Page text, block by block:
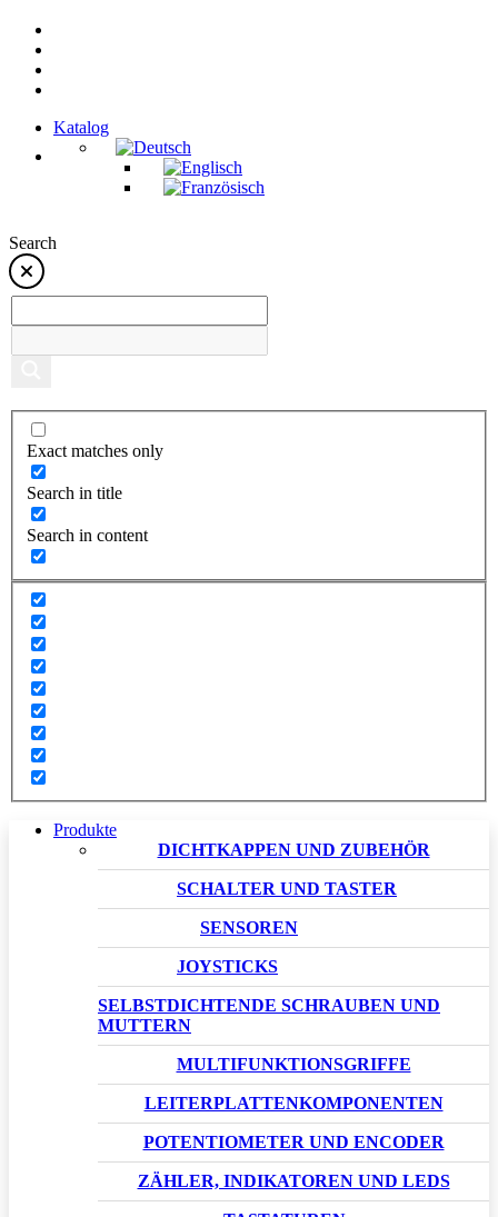
Katalog
Search
Exact matches only
Search in title
Search in content
Produkte
DICHTKAPPEN UND ZUBEHÖR
SCHALTER UND TASTER
SENSOREN
JOYSTICKS
SELBSTDICHTENDE SCHRAUBEN UND
MUTTERN
MULTIFUNKTIONSGRIFFE
LEITERPLATTENKOMPONENTEN
POTENTIOMETER UND ENCODER
ZÄHLER, INDIKATOREN UND LEDS